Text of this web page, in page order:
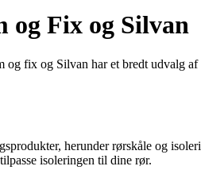
og Fix og Silvan
fix og Silvan har et bredt udvalg
herunder rørskåle og
isoleringen til dine rør.